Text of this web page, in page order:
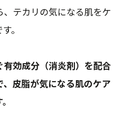
、テカリの気になる肌をケ
。
効成分（消炎剤）を配合
、皮脂が気になる肌のケア